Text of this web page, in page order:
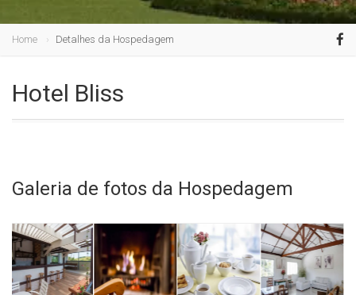
Home Detalhes da Hospedagem
Hotel Bliss
Galeria de fotos da Hospedagem